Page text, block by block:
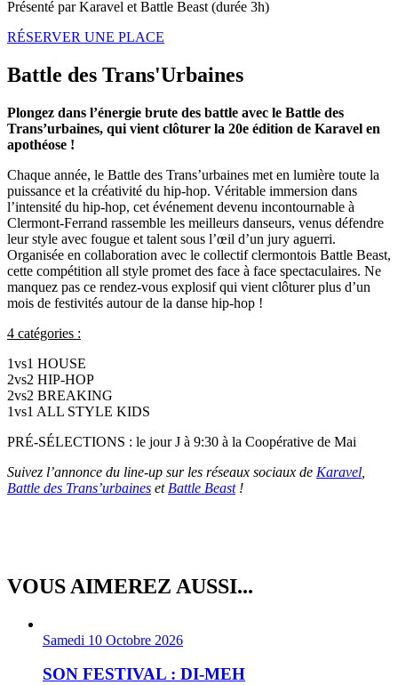
Présenté par Karavel et Battle Beast (durée 3h)
RÉSERVER UNE PLACE
Battle des Trans'Urbaines
Plongez dans l’énergie brute des battle avec le Battle des
Trans’urbaines, qui vient clôturer la 20e édition de Karavel en
apothéose !
Chaque année, le Battle des Trans’urbaines met en lumière toute la
puissance et la créativité du hip-hop. Véritable immersion dans
l’intensité du hip-hop, cet événement devenu incontournable à
Clermont-Ferrand rassemble les meilleurs danseurs, venus défendre
leur style avec fougue et talent sous l’œil d’un jury aguerri.
Organisée en collaboration avec le collectif clermontois Battle Beast,
cette compétition all style promet des face à face spectaculaires. Ne
manquez pas ce rendez-vous explosif qui vient clôturer plus d’un
mois de festivités autour de la danse hip-hop !
4 catégories :
1vs1 HOUSE
2vs2 HIP-HOP
2vs2 BREAKING
1vs1 ALL STYLE KIDS
PRÉ-SÉLECTIONS : le jour J à 9:30 à la Coopérative de Mai
Suivez l’annonce du line-up sur les réseaux sociaux de Karavel
Battle des Trans’urbaines et Battle Beast!
VOUS AIMEREZ AUSSI...
Samedi 10 Octobre 2026
SON FESTIVAL : DI-MEH